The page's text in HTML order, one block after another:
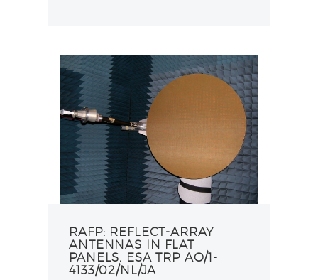
RAFP: REFLECT-ARRAY
ANTENNAS IN FLAT
PANELS, ESA TRP AO/1-
4133/02/NL/JA